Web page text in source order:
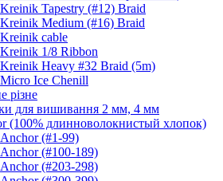
Kreinik Tapestry (#12) Braid
Kreinik Medium (#16) Braid
Kreinik cable
Kreinik 1/8 Ribbon
Kreinik Heavy #32 Braid (5m)
Micro Ice Chenill
різне
для вишивання 2 мм, 4 мм
(100% длинноволокнистый хлопок)
Anchor (#1-99)
Anchor (#100-189)
Anchor (#203-298)